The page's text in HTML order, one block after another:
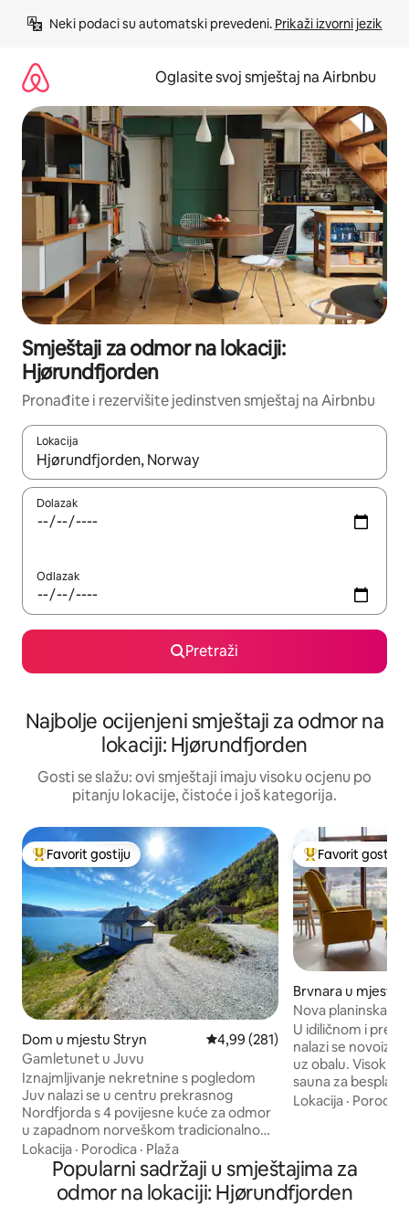
Neki podaci su automatski prevedeni. Prikaži izvorni jezik
Oglasite svoj smještaj na Airbnbu
Smještaji za odmor na lokaciji:
Hjørundfjorden
Pronađite i rezervišite jedinstven smještaj na Airbnbu
Lokacija
Kad rezultati budu dostupni, krećite se gore i dolje pomoću
Dolazak
Odlazak
Pretraži
Najbolje ocijenjeni smještaji za odmor na
lokaciji: Hjørundfjorden
Gosti se slažu: ovi smještaji imaju visoku ocjenu po
pitanju lokacije, čistoće i još kategorija.
Glavni favorit gostiju
Favorit gostiju
Dom u mjestu Stryn Prosječna ocjena: 4,99 od 5,
4,99 (281)
Gamletunet u Juvu
Iznajmljivanje nekretnine s pogledom
Juv nalazi se u centru prekrasnog
Nordfjorda s 4 povijesne kuće za odmor
u zapadnom norveškom tradicionalnom
stilu, tišini i miru i s veličanstvenim i
jedinstvenim panoramskim pogledom
od 180 stepeni na krajolik koji se ogleda u
fjordu. Preporučujemo da ostanete
Lokacija · Porodica · Plaža
Glavni favorit
Favorit gostiju
Brvnara u mjestu
Nova planinska
koju je
U idiličnom i
nalazi se
uz obalu. Visok
sauna za
miran, s
na više nivoa.
bračnim
razvlačenje u
Lokacija · Porodica
Popularni sadržaji u smještajima za
odmor na lokaciji: Hjørundfjorden